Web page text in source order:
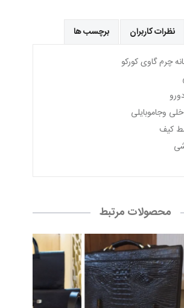
نظرات کاربران برچسب ها
چرم گاوی کورکو
وجاموبایلی
کیف
محصولات مرتبط